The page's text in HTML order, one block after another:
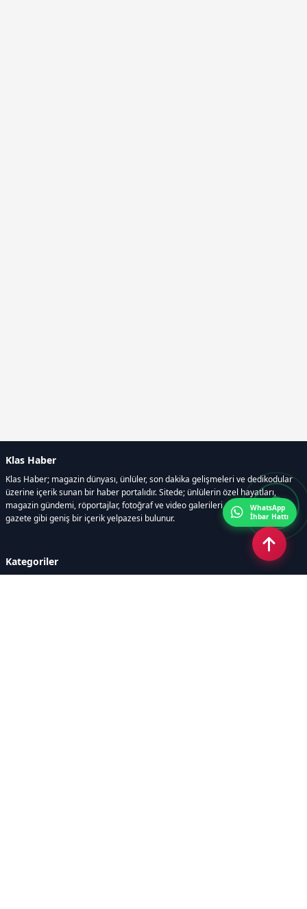
Klas Haber
Klas Haber; magazin dünyası, ünlüler, son dakika gelişmeleri ve dedikodular
üzerine içerik sunan bir haber portalıdır. Sitede; ünlülerin özel hayatları,
magazin gündemi, röportajlar, fotoğraf ve video galerileri, resmi ilanlar, e-
gazete gibi geniş bir içerik yelpazesi bulunur.
Kategoriler
WhatsApp
İhbar Hattı